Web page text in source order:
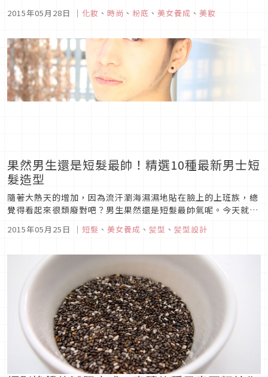
「雖然想試著用用看，但擔心它的遮瑕力」等，礦物粉底的未知
的粉底與礦物...
2015年05月28日 ｜ 化妝 、 時尚 、 粉底 、 美女養成 、 美妝
果然男生還是短髮最帥！精選10種最新男士短
髮造型
隨著大熱天的增加，因為流汗瀏海濕濕地貼在臉上的上班族，總
覺得看起來很頹廢對吧？男生果然還是短髮最帥氣呢。今天就要
型。有男友或是老公的妳一定要看一看！★1位★陽光的短髮飛
子的話更加帥氣！★2位...
2015年05月25日 ｜ 短髮 、 美女養成 、 髪型 、 髪型設計